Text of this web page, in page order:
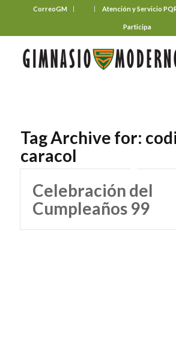
CorreoGM Atención y Servicio
Participa
Tag Archive for:
caracol
Celebración del
Cumpleaños 99